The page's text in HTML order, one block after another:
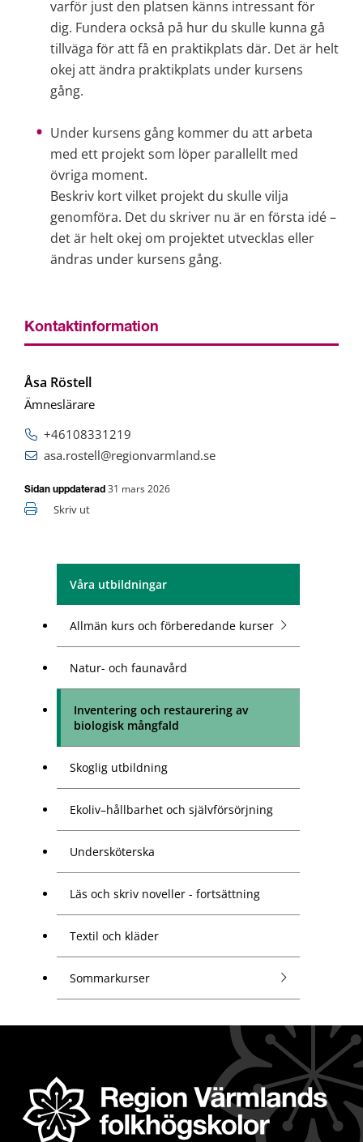
Våra utbildningar
Allmän kurs och förberedande kurser
Natur- och faunavård
Inventering och restaurering av
biologisk mångfald
Skoglig utbildning
Ekoliv–hållbarhet och självförsörjning
Undersköterska
Läs och skriv noveller - fortsättning
Textil och kläder
Sommarkurser
varför just den platsen känns intressant för
dig. Fundera också på hur du skulle kunna gå
tillväga för att få en praktikplats där. Det är helt
okej att ändra praktikplats under kursens
gång.
Under kursens gång kommer du att arbeta
med ett projekt som löper parallellt med
övriga moment.
Beskriv kort vilket projekt du skulle vilja
genomföra. Det du skriver nu är en första idé –
det är helt okej om projektet utvecklas eller
ändras under kursens gång.
Kontaktinformation
Åsa Röstell
Ämneslärare
+46108331219
asa.rostell@regionvarmland.se
Sidan uppdaterad 31 mars 2026
Skriv ut